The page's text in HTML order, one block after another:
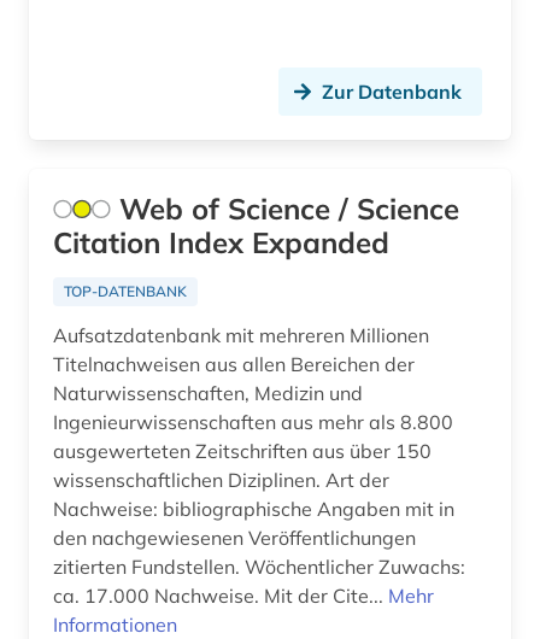
bibel. deuteronomium (1)
bibelhandschrift (1)
bibelkommentar (1)
bibliografie (330)
bibliografie 1907-2005 (1)
bibliografie 1945 (1)
bibliografie 1945-1990 (1)
bibliografin (3)
bibliographie (159)
Zur Datenbank
Web of Science / Science
Citation Index Expanded
TOP-DATENBANK
Aufsatzdatenbank mit mehreren Millionen
Titelnachweisen aus allen Bereichen der
Naturwissenschaften, Medizin und
Ingenieurwissenschaften aus mehr als 8.800
ausgewerteten Zeitschriften aus über 150
wissenschaftlichen Diziplinen. Art der
Nachweise: bibliographische Angaben mit in
den nachgewiesenen Veröffentlichungen
zitierten Fundstellen. Wöchentlicher Zuwachs:
ca. 17.000 Nachweise. Mit der Cite... Mehr
Informationen